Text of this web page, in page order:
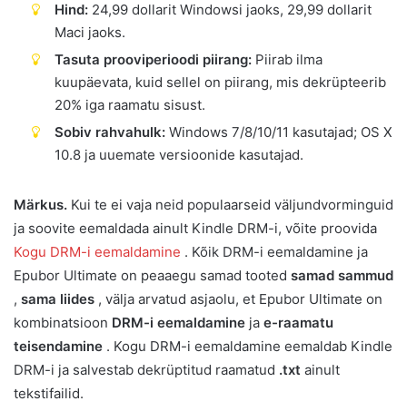
Hind: 24,99 dollarit Windowsi jaoks, 29,99 dollarit
Maci jaoks.
Tasuta prooviperioodi piirang: Piirab ilma
kuupäevata, kuid sellel on piirang, mis dekrüpteerib
20% iga raamatu sisust.
Sobiv rahvahulk: Windows 7/8/10/11 kasutajad; OS X
10.8 ja uuemate versioonide kasutajad.
Märkus. Kui te ei vaja neid populaarseid väljundvorminguid
ja soovite eemaldada ainult Kindle DRM-i, võite proovida
Kogu DRM-i eemaldamine . Kõik DRM-i eemaldamine ja
Epubor Ultimate on peaaegu samad tooted samad sammud
, sama liides , välja arvatud asjaolu, et Epubor Ultimate on
kombinatsioon DRM-i eemaldamine ja e-raamatu
teisendamine . Kogu DRM-i eemaldamine eemaldab Kindle
DRM-i ja salvestab dekrüptitud raamatud .txt ainult
tekstifailid.